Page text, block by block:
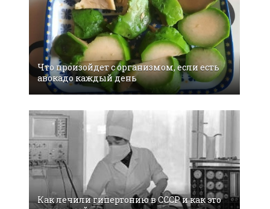
Что произойдет с организмом, если есть
авокадо каждый день
Как лечили гипертонию в СССР и как это